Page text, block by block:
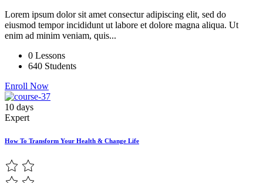
Lorem ipsum dolor sit amet consectur adipiscing elit, sed do
eiusmod tempor incididunt ut labore et dolore magna aliqua. Ut
enim ad minim veniam, quis...
0 Lessons
640 Students
Enroll Now
10 days
Expert
How To Transform Your Health & Change Life